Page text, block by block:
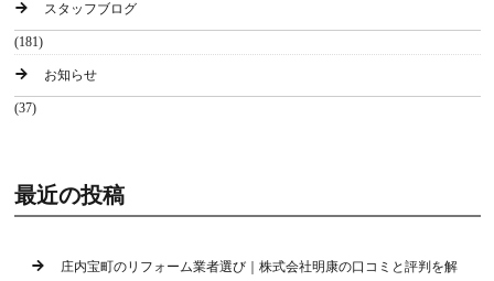
スタッフブログ
(181)
お知らせ
(37)
最近の投稿
庄内宝町のリフォーム業者選び｜株式会社明康の口コミと評判を解